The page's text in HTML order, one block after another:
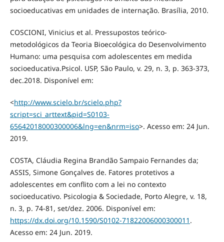
socioeducativas em unidades de internação. Brasília, 2010.
COSCIONI, Vinicius et al. Pressupostos teórico-
metodológicos da Teoria Bioecológica do Desenvolvimento
Humano: uma pesquisa com adolescentes em medida
socioeducativa.Psicol. USP, São Paulo, v. 29, n. 3, p. 363-373,
dec.2018. Disponível em:
<http://www.scielo.br/scielo.php?
script=sci_arttext&pid=S0103-
65642018000300006&lng=en&nrm=iso>. Acesso em: 24 Jun.
2019.
COSTA, Cláudia Regina Brandão Sampaio Fernandes da;
ASSIS, Simone Gonçalves de. Fatores protetivos a
adolescentes em conflito com a lei no contexto
socioeducativo. Psicologia & Sociedade, Porto Alegre, v. 18,
n. 3, p. 74-81, set/dez. 2006. Disponível em:
https://dx.doi.org/10.1590/S0102-71822006000300011 .
Acesso em: 24 Jun. 2019.